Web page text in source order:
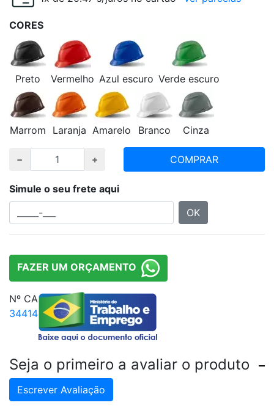
CORES
Preto Vermelho Azul escuro Verde escuro
Marrom Laranja Amarelo Branco Cinza
COMPRAR
Simule o seu frete aqui
OK
FAZER UM ORÇAMENTO
Nº CA
34414
Seja o primeiro a avaliar o produto
Escrever Avaliação